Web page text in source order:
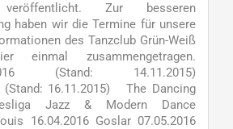
Zur besseren
haben wir die Termine für unsere
des Tanzclub Grün-Weiß
einmal zusammengetragen.
(Stand: 14.11.2015)
(Stand: 16.11.2015) The Dancing
Jazz & Modern Dance
16.04.2016 Goslar 07.05.2016